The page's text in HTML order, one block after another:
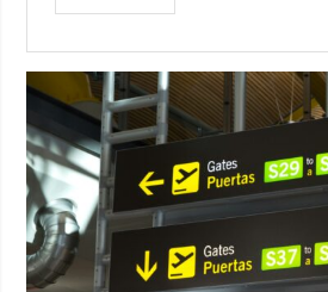
OPTIMIZAR
VIAJES
DE
GRUPO
EN
AUTOCAR:
CONSEJOS
CLAVE